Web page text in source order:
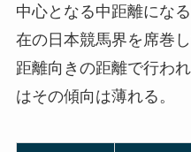
中心となる中距離にな
在の日本競馬界を席巻
距離向きの距離で行わ
はその傾向は薄れる。